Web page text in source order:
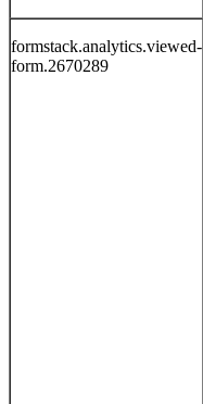
formstack.analytics.viewed-
form.2670289